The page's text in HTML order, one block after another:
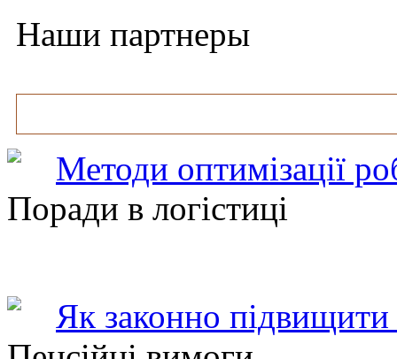
Наши партнеры
Методи оптимізації
Поради в логістиці
Як законно підвищити